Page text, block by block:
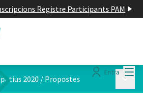
Registre Participants PAM
Entra
2020 / Propostes